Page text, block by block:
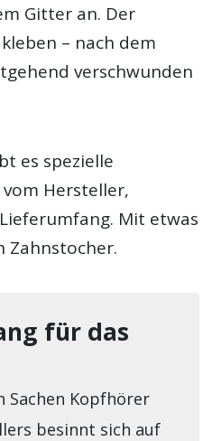
Gitter an. Der
– nach dem
verschwunden
es spezielle
Hersteller,
Mit etwas
Zahnstocher.
für das
Sachen Kopfhörer
besinnt sich auf